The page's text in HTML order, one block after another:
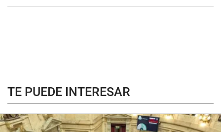
TE PUEDE INTERESAR